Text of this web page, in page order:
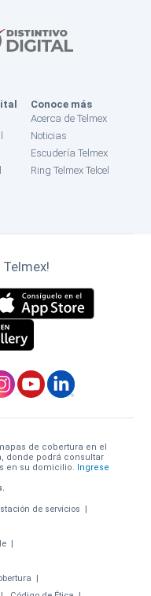
Conoce más
Acerca de Telmex
Noticias
Escudería Telmex
Ring Telmex Telcel
Telmex!
de cobertura en el
donde podrá consultar
en su domicilio.
Ingrese
de servicios